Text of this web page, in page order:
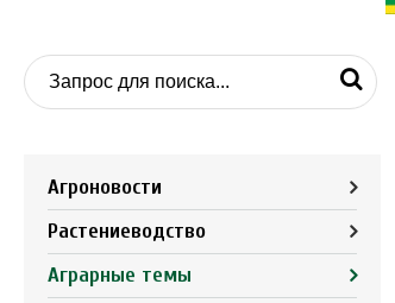
Агроновости
Растениеводство
Аграрные темы